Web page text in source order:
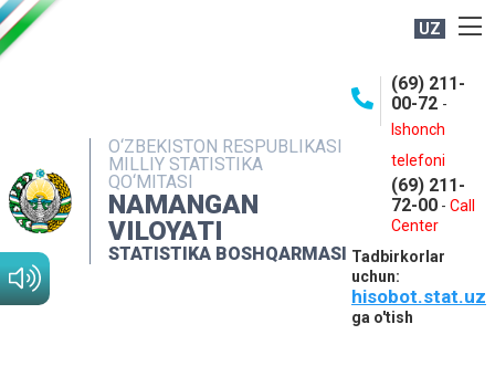
UZ
O‘ZBEKISTON RESPUBLIKASI
MILLIY STATISTIKA
QO‘MITASI
NAMANGAN
VILOYATI
STATISTIKA BOSHQARMASI
(69) 211-
00-72 -
Ishonch
telefoni
(69) 211-
72-00 - Call
Center
Tadbirkorlar
uchun:
hisobot.stat.uz
ga o'tish
NASHRLAR
INTERAKTIV XIZMATLAR
MATBUOT XIZMATI
MUROJAATLAR